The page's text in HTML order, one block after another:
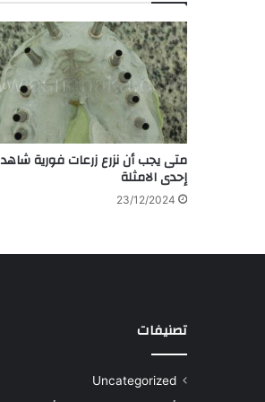
متى يجب أن نزرع زرعات فورية شاهد
إحدى الامثلة
23/12/2024
تصنيفات
Uncategorized